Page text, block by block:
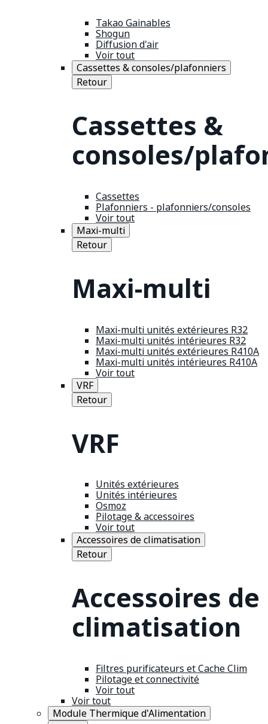
Takao Gainables
Shogun
Diffusion d'air
Voir tout
Cassettes & consoles/plafonniers
Retour
Cassettes &
consoles/
Cassettes
Plafonniers - plafonniers/consoles
Voir tout
Maxi-multi
Retour
Maxi-multi
Maxi-multi unités extérieures R32
Maxi-multi unités intérieures R32
Maxi-multi unités extérieures R410A
Maxi-multi unités intérieures R410A
Voir tout
VRF
Retour
VRF
Unités extérieures
Unités intérieures
Osmoz
Pilotage & accessoires
Voir tout
Accessoires de climatisation
Retour
Accessoires de
climatisation
Filtres purificateurs et Cache Clim
Pilotage et connectivité
Voir tout
Voir tout
Module Thermique d'Alimentation